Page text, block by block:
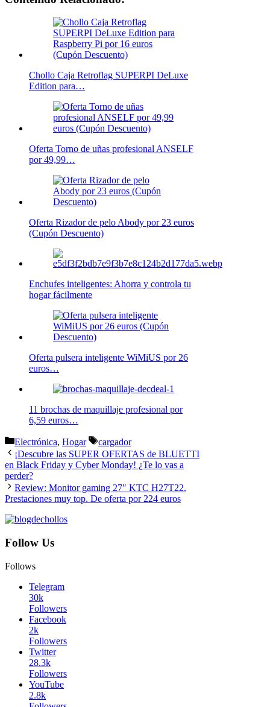
Chollo Caja Retroflag SUPERPI DeLuxe
Edition para…
Oferta Torno de uñas profesional ANSELF
por 49,99…
Oferta Rizador de pelo Abody por 23 euros
(Cupón Descuento)
Enchufes inteligentes: Ahorra y controla tu
hogar fácilmente
Oferta pulsera inteligente WiMiUS por 26
euros…
11 brochas de maquillaje profesional por
6,59 euros…
Categorías
Electrónica, Hogar Etiquetas
cargador
¡Descubre las SUPER OFERTAS de BLUETTI
en Black Friday y Cyber Monday! ¿Te lo vas a
perder?
Review: Monitor gaming 27″ KTC H27T22.
Prestaciones muy top. De oferta por 224 euros
Follow Us
Follows
Telegram
30k
Followers
Facebook
2k
Followers
Twitter
28.3k
Followers
YouTube
2.8k